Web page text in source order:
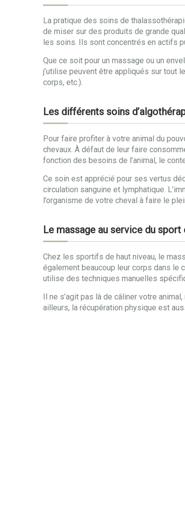
La pratique des soins de
de miser sur des produits de grande
les soins. Ils sont concentrés en actifs
Que ce soit pour un massage ou un
j’utilise peuvent être appliqués sur tout
corps, etc.).
Les différents soins
Pour faire profiter à votre animal du
chevaux. À défaut de leur faire
fonction des besoins de l’animal, le
Ce soin est apprécié pour ses vertus
circulation sanguine et lymphatique.
l’organisme de votre cheval à faire le
Le massage au service du
Chez les sportifs de haut niveau, le
également beaucoup leur corps dans le
utilise des techniques manuelles
Il ne s’agit pas là de câliner votre
ailleurs, la récupération physique est